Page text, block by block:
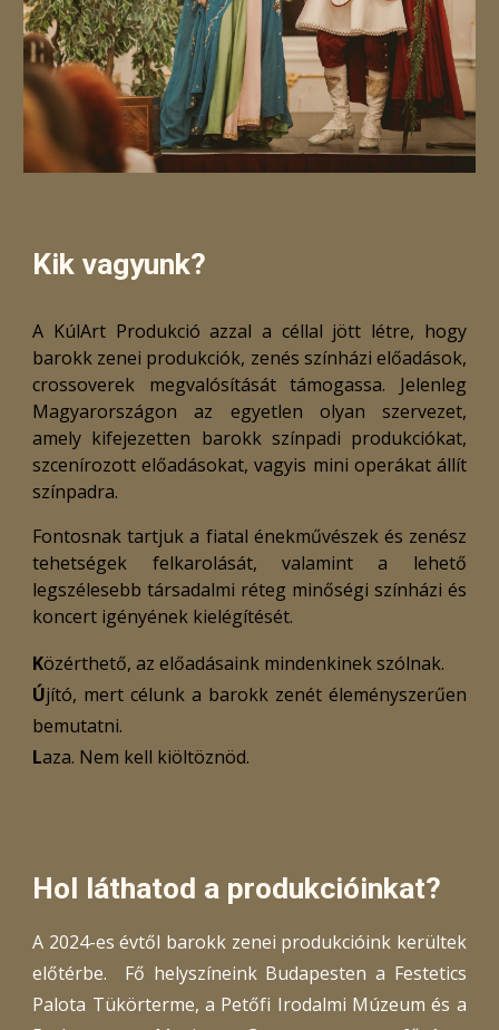
Kik vagyunk?
A KúlArt Produkció azzal a céllal jött létre, hogy
barokk zenei produkciók, zenés színházi előadások,
crossoverek megvalósítását támogassa. Jelenleg
Magyarországon az egyetlen olyan szervezet,
amely kifejezetten barokk színpadi produkciókat,
szcenírozott előadásokat, vagyis mini operákat állít
színpadra.
Fontosnak tartjuk a fiatal énekművészek és zenész
tehetségek felkarolását, valamint a lehető
legszélesebb társadalmi réteg minőségi színházi és
koncert igényének kielégítését.
Közérthető, az előadásaink mindenkinek szólnak.
Újító, mert célunk a barokk zenét éleményszerűen
bemutatni.
Laza. Nem kell kiöltöznöd.
Hol láthatod a produkcióinkat?
A 2024-es évtől barokk zenei produkcióink kerültek
előtérbe. Fő helyszíneink Budapesten a Festetics
Palota Tükörterme, a Petőfi Irodalmi Múzeum és a